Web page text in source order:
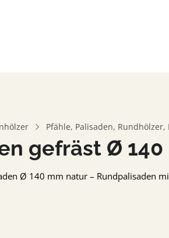
Pfähle, Palisaden, Rundhölzer,
gefräst Ø
Ø 140 mm natur – Rundpalisaden